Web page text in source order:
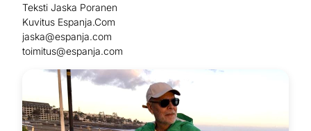
Teksti Jaska Poranen
Kuvitus Espanja.Com
jaska@espanja.com
toimitus@espanja.com